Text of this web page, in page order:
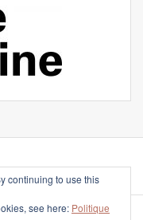
continuing to use this
see here: Politique